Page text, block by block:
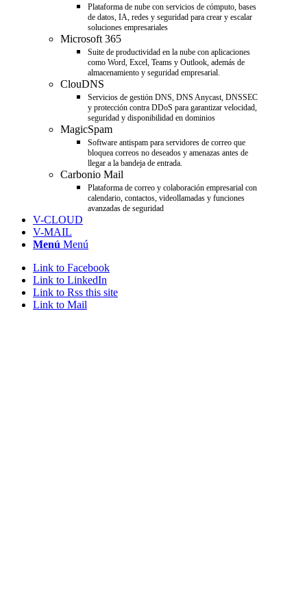
Plataforma de nube con servicios de cómputo, bases
de datos, IA, redes y seguridad para crear y escalar
soluciones empresariales
Microsoft 365
Suite de productividad en la nube con aplicaciones
como Word, Excel, Teams y Outlook, además de
almacenamiento y seguridad empresarial.
ClouDNS
Servicios de gestión DNS, DNS Anycast, DNSSEC
y protección contra DDoS para garantizar velocidad,
seguridad y disponibilidad en dominios
MagicSpam
Software antispam para servidores de correo que
bloquea correos no deseados y amenazas antes de
llegar a la bandeja de entrada.
Carbonio Mail
Plataforma de correo y colaboración empresarial con
calendario, contactos, videollamadas y funciones
avanzadas de seguridad
V-CLOUD
V-MAIL
Menú Menú
Link to Facebook
Link to LinkedIn
Link to Rss this site
Link to Mail